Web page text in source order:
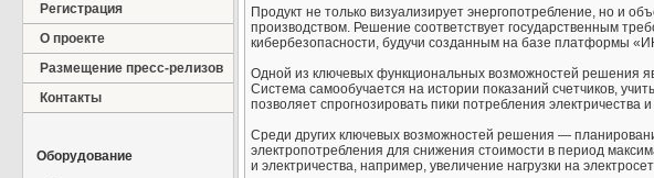
Регистрация
О проекте
Размещение пресс-релизов
Контакты
Оборудование
Продукт не только визуализирует энергопотребление, но и
производством. Решение соответствует государственным
кибербезопасности, будучи созданным на базе платформы
Одной из ключевых функциональных возможностей решения
Система самообучается на истории показаний счетчиков,
позволяет спрогнозировать пики потребления электричества
Среди других ключевых возможностей решения —
электропотребления для снижения стоимости в период
и электричества, например, увеличение нагрузки на